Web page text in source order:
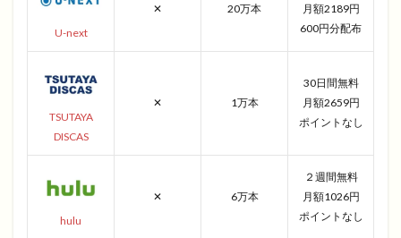
U-next
✕ 20万本
月額2189円
600円分配布
TSUTAYA
DISCAS
✕ 1万本
30日間無料
月額2659円
ポイントなし
hulu
✕ 6万本
２週間無料
月額1026円
ポイントなし